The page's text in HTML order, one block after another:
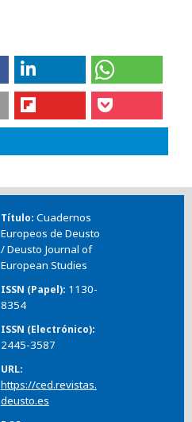
Título Cuadernos
Europeos de Deusto
/ Deusto Journal of
European Studies
ISSN (Papel) 1130-
8354
ISSN (Electrónico)
2445-3587
URL
https://ced.revistas.
deusto.es